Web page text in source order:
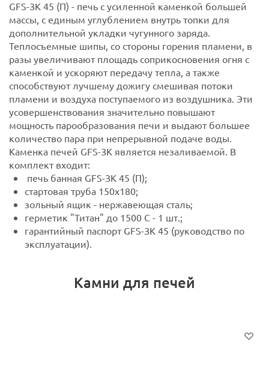
GFS-ЗК 45 (П) - печь с усиленной каменкой большей
массы, с единым углублением внутрь топки для
дополнительной укладки чугунного заряда.
Теплосъемные шипы, со стороны горения пламени, в
разы увеличивают площадь соприкосновения огня с
каменкой и ускоряют передачу тепла, а также
способствуют лучшему дожигу смешивая потоки
пламени и воздуха поступаемого из воздушника. Эти
усовершенствования значительно повышают
мощность парообразования печи и выдают большее
количество пара при непрерывной подаче воды.
Каменка печей GFS-ЗК является незаливаемой. В
комплект входит:
печь банная GFS-ЗК 45 (П);
стартовая труба 150х180;
зольный ящик - нержавеющая сталь;
герметик "Титан" до 1500 C - 1 шт.;
гарантийный паспорт GFS-ЗК 45 (руководство по
эксплуатации).
Камни для печей